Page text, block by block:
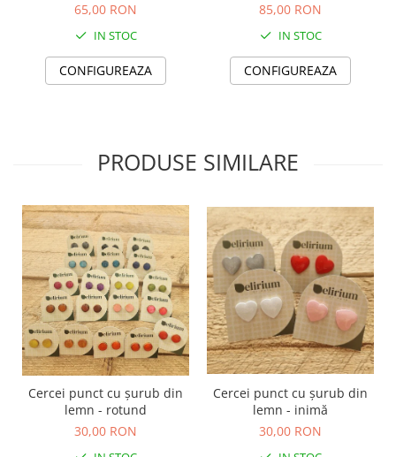
65,00 RON
IN STOC
CONFIGUREAZA
85,00 RON
IN STOC
CONFIGUREAZA
PRODUSE SIMILARE
Cercei punct cu șurub din
lemn - rotund
30,00 RON
Cercei punct cu șurub din
lemn - inimă
30,00 RON